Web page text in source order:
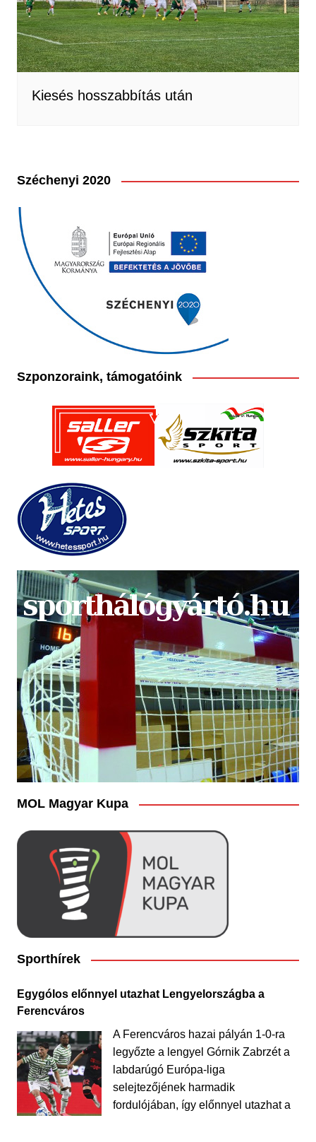
Kiesés hosszabbítás után
Széchenyi 2020
Szponzoraink, támogatóink
MOL Magyar Kupa
Sporthírek
Egygólos előnnyel utazhat Lengyelországba a
Ferencváros
A Ferencváros hazai pályán 1-0-ra
legyőzte a lengyel Górnik Zabrzét a
labdarúgó Európa-liga
selejtezőjének harmadik
fordulójában, így előnnyel utazhat a